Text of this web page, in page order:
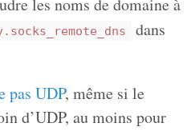
les noms de domaine à
dans
pas UDP, même si le
d’UDP, au moins pour